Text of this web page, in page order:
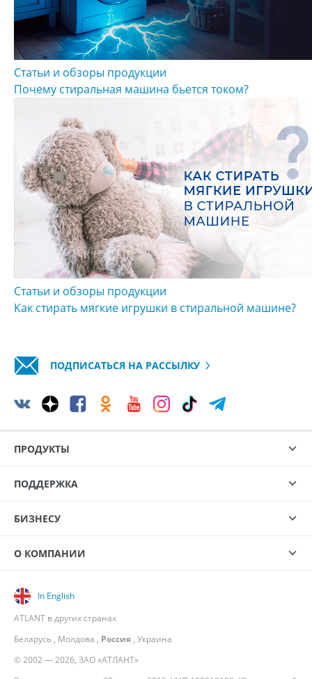
Статьи и обзоры продукции
Почему стиральная машина бьется током?
Статьи и обзоры продукции
Как стирать мягкие игрушки в стиральной машине?
ПОДПИСАТЬСЯ НА РАССЫЛКУ
ПРОДУКТЫ
ПОДДЕРЖКА
БИЗНЕСУ
О КОМПАНИИ
© 2002 — 2026, ЗАО «АТЛАНТ»
In English
ATLANT в других странах
Беларусь , Молдова , Россия , Украина